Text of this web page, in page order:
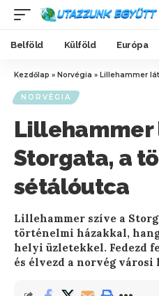
Belföld Külföld Európa
Kezdőlap » Norvégia » Lillehammer
NORVÉGIA
Storgata, a
sétálóutca
Lillehammer szíve a
történelmi házakkal,
helyi üzletekkel. Fedezd
és élvezd a norvég városi